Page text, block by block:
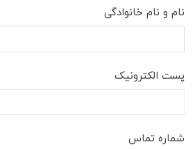
نام و نام خانوادگی
پست الکترونیک
شماره تماس